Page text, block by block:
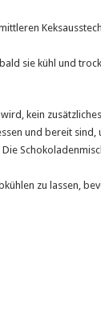
sie kühl und
kein
und bereit
zu lassen,